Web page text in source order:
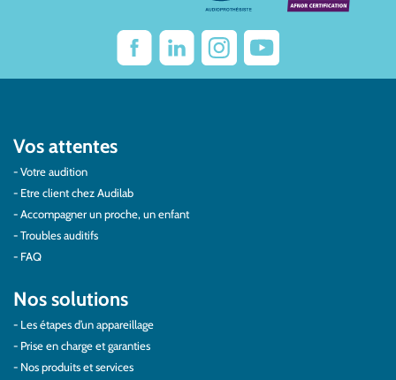
Vos attentes
Votre audition
Etre client chez Audilab
Accompagner un proche, un enfant
Troubles auditifs
FAQ
Nos solutions
Les étapes d’un appareillage
Prise en charge et garanties
Nos produits et services